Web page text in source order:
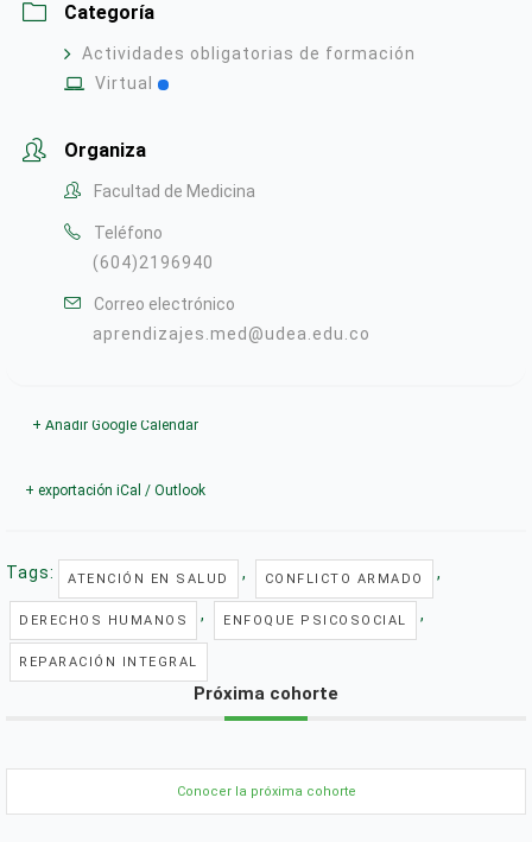
Categoría
Actividades obligatorias de formación
Virtual
Organiza
Facultad de Medicina
Teléfono
(604)2196940
Correo electrónico
aprendizajes.med@udea.edu.co
+ Añadir Google Calendar
+ exportación iCal / Outlook
Tags: ATENCIÓN EN SALUD , CONFLICTO ARMADO ,
DERECHOS HUMANOS , ENFOQUE PSICOSOCIAL ,
REPARACIÓN INTEGRAL
Próxima cohorte
Conocer la próxima cohorte